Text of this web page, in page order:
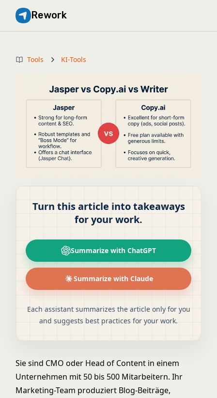
Rework
Tools KI-Tools
Turn this article into takeaways
for your work.
Summarize with ChatGPT
Summarize with Claude
Each assistant summarizes the article only for you
and suggests best practices for your work.
Sie sind CMO oder Head of Content in einem
Unternehmen mit 50 bis 500 Mitarbeitern. Ihr
Marketing-Team produziert Blog-Beiträge,